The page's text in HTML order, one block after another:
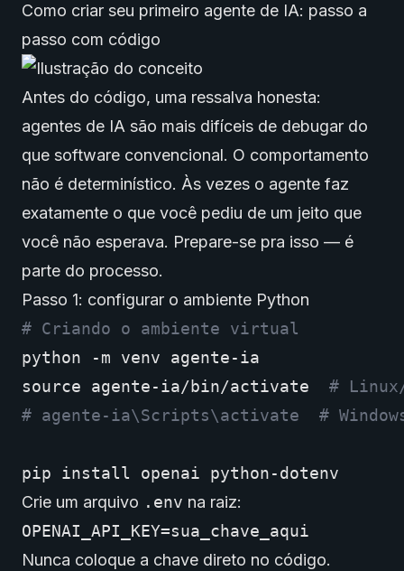
Como criar seu primeiro agente de IA: passo a
passo com código
Antes do código, uma ressalva honesta:
agentes de IA são mais difíceis de debugar do
que software convencional. O comportamento
não é determinístico. Às vezes o agente faz
exatamente o que você pediu de um jeito que
você não esperava. Prepare-se pra isso — é
parte do processo.
Passo 1: configurar o ambiente Python
# Criando o ambiente virtual
python
-m venv
source
agente-ia/bin/activate
# Linux/
# agente-ia\Scripts\activate  #
pip install openai
Crie um arquivo .env na raiz:
Nunca coloque a chave direto no código.